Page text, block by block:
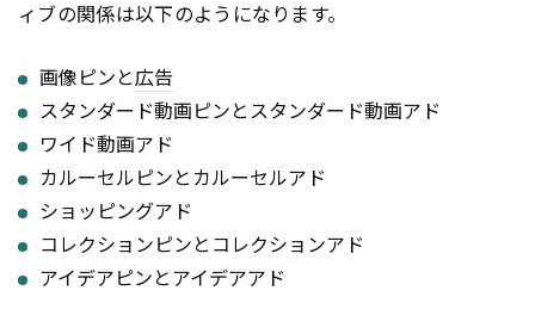
ィブの関係は以下のようになります。
画像ピンと広告
スタンダード動画ピンとスタンダード動画アド
ワイド動画アド
カルーセルピンとカルーセルアド
ショッピングアド
コレクションピンとコレクションアド
アイデアピンとアイデアアド